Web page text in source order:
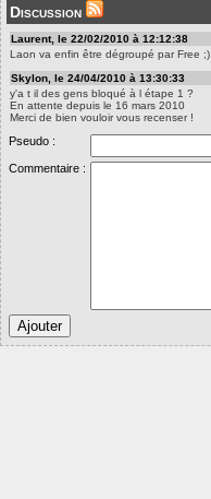
Discussion
Laurent, le 22/02/2010 à 12:12:38
Laon va enfin être dégroupé par Free ;)
Skylon, le 24/04/2010 à 13:30:33
y'a t il des gens bloqué à l étape 1 ?
En attente depuis le 16 mars 2010
Merci de bien vouloir vous recenser !
Pseudo :
Commentaire :